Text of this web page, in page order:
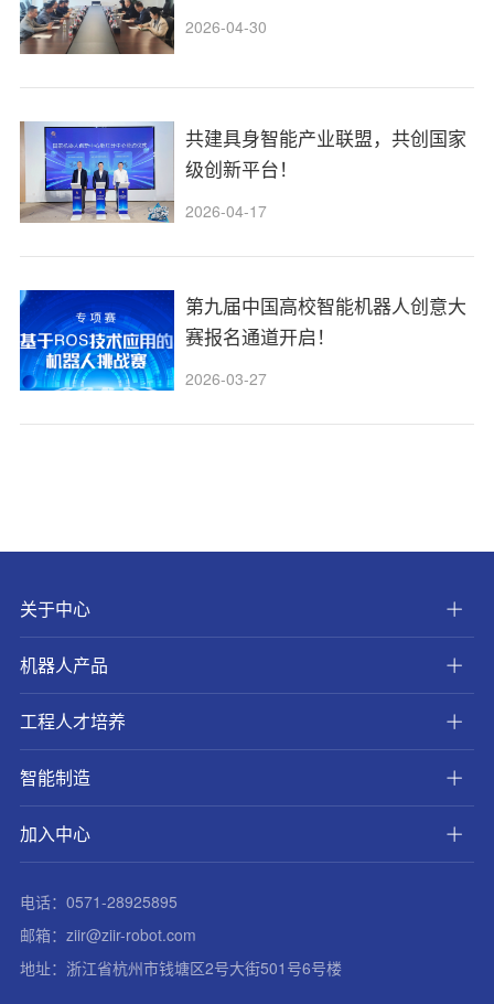
2026-04-30
共建具身智能产业联盟，共创国家
级创新平台！
2026-04-17
第九届中国高校智能机器人创意大
赛报名通道开启！
2026-03-27
关于中心
机器人产品
工程人才培养
智能制造
加入中心
电话：0571-28925895
邮箱：ziir@ziir-robot.com
地址：浙江省杭州市钱塘区2号大街501号6号楼